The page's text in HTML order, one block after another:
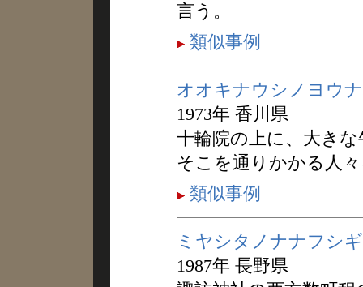
言う。
類似事例
オオキナウシノヨウ
1973年 香川県
十輪院の上に、大き
そこを通りかかる人
類似事例
ミヤシタノナナフシ
1987年 長野県